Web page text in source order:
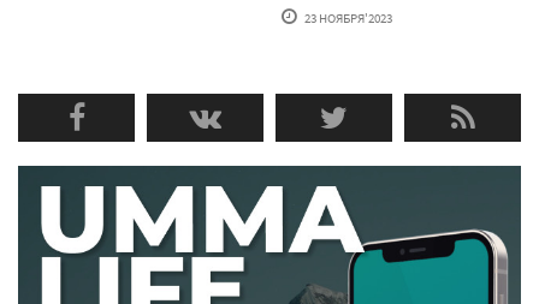
23 НОЯБРЯ'2023